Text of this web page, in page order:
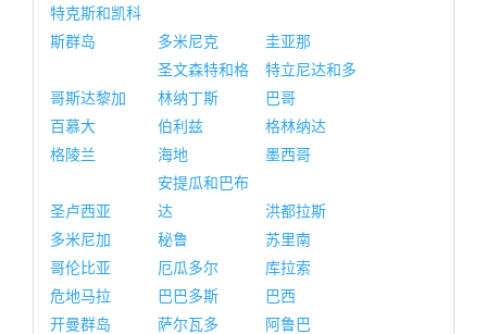
特克斯和凯科
斯群岛
多米尼克 圭亚那
哥斯达黎加
圣文森特和格
林纳丁斯
特立尼达和多
巴哥
百慕大
伯利兹
格林纳达
格陵兰
海地 墨西哥
圣卢西亚
安提瓜和巴布
达
洪都拉斯
多米尼加
秘鲁
苏里南
哥伦比亚
厄瓜多尔
库拉索
危地马拉
巴巴多斯
巴西
开曼群岛
萨尔瓦多
阿鲁巴